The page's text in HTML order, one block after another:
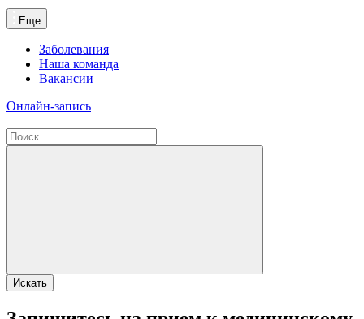
Еще
Заболевания
Наша команда
Вакансии
Онлайн-запись
Искать